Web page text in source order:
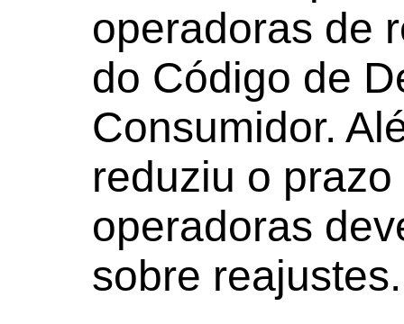
operadoras de
do Código de
Consumidor.
reduziu o
operadoras
sobre reajustes.